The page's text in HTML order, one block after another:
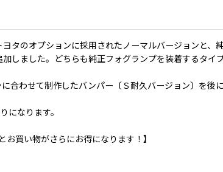
タのオプションに採用されたノーマルバージョンと
しました。どちらも純正フォグランプを装着するタイプ
合わせて制作したバンパー〔Ｓ耐久バージョン〕を後
になります。
お買い物がさらにお得になります！】